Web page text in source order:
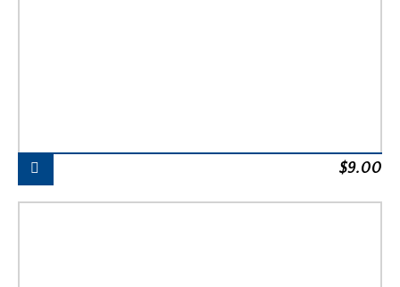
$9.00